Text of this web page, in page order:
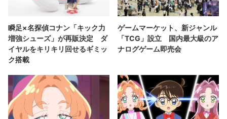
瞬足×名探偵コナン「キック力
増強シューズ」が再販決定 ダ
イヤルをキリキリ回せるギミッ
ク搭載
ゲームマーケット、新ジャンル
「TCG」設立 国内最大級のア
ナログゲーム即売会